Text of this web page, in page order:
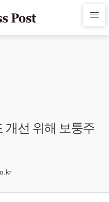
개선 위해 보퉁주